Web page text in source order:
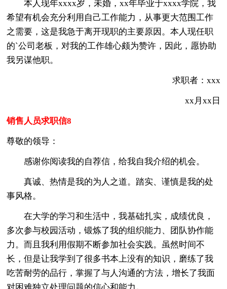
本人现年xxxx岁，未婚，xx年毕业于xxxx学院，我
希望有机会充分利用自己工作能力，从事更大范围工作
之需要，这是我急于离开现职的主要原因。本人现任职
的`公司老板，对我的工作雄心颇为赞许，因此，愿协助
我另谋他职。
求职者：xxx
xx月xx日
销售人员求职信8
尊敬的领导：
感谢你阅读我的自荐信，给我自我介绍的机会。
真诚、热情是我的为人之道。踏实、谨慎是我的处
事风格。
在大学的学习和生活中，我基础扎实，成绩优良，
多次参与校园活动，锻炼了我的组织能力、团队协作能
力。而且我利用假期不断参加社会实践。虽然时间不
长，但是让我学到了很多书本上没有的知识，磨练了我
吃苦耐劳的品行，掌握了与人沟通的'方法，增长了我面